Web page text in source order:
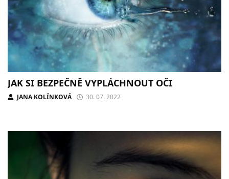
JAK SI BEZPEČNĚ VYPLÁCHNOUT OČI
JANA KOLÍNKOVÁ 30. 07. 2022